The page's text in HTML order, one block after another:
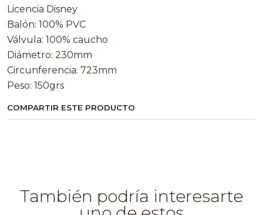
Licencia Disney
Balón: 100% PVC
Válvula: 100% caucho
Diámetro: 230mm
Circunferencia: 723mm
Peso: 150grs
COMPARTIR ESTE PRODUCTO
También podría interesarte